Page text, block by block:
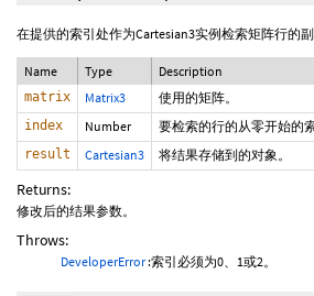
在提供的索引处作为Cartesian3实例检索矩阵行的副
Name Type Description
matrix Matrix3 使用的矩阵。
index Number 要检索的行的从零开始的索
result Cartesian3 将结果存储到的对象。
Returns:
修改后的结果参数。
Throws:
DeveloperError:索引必须为0、1或2。